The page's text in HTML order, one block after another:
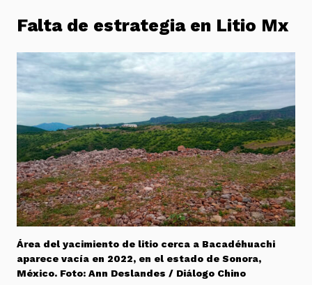
Falta de estrategia en Litio Mx
Área del yacimiento de litio cerca a Bacadéhuachi
aparece vacía en 2022, en el estado de Sonora,
México. Foto: Ann Deslandes / Diálogo Chino